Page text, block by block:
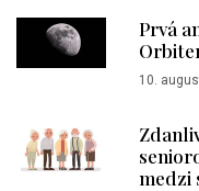
Prvá
10.
medzi